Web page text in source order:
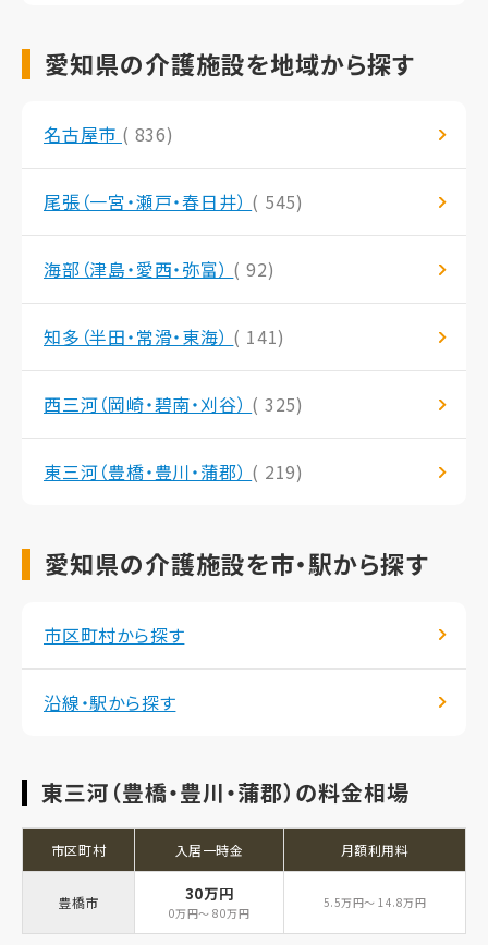
愛知県の介護施設を地域から探す
名古屋市 ( 836)
尾張（一宮・瀬戸・春日井） ( 545)
海部（津島・愛西・弥富） ( 92)
知多（半田・常滑・東海） ( 141)
西三河（岡崎・碧南・刈谷） ( 325)
東三河（豊橋・豊川・蒲郡） ( 219)
愛知県の介護施設を市・駅から探す
市区町村から探す
沿線・駅から探す
東三河（豊橋・豊川・蒲郡）の料金相場
市区町村 入居一時金 月額利用料
豊橋市 30万円
0万円～ 80万円
5.5万円～ 14.8万円